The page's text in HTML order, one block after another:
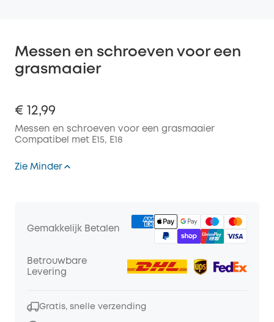
Messen en schroeven voor een
grasmaaier
€ 12,99
Messen en schroeven voor een grasmaaier
Compatibel met E15, E18
Zie Minder
Gemakkelijk Betalen
Betrouwbare
Levering
Gratis, snelle verzending